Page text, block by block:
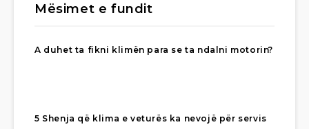
Mësimet e fundit
A duhet ta fikni klimën para se ta ndalni motorin?
5 Shenja që klima e veturës ka nevojë për servis